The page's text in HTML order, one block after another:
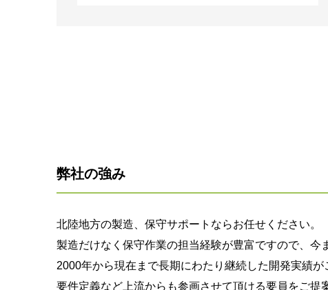
弊社の強み
北陸地方の製造、保守サポートならお任せください。
製造だけなく保守作業の担当経験が豊富ですので、今
2000年から現在まで長期にわたり継続した開発実績が
要件定義など上流からも参画させて頂ける要員をご提